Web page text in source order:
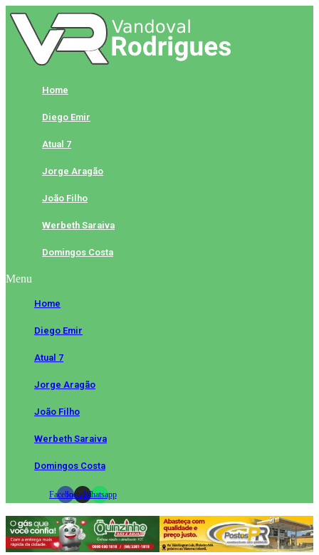
Skip
to
content
Home
Diego Emir
Atual 7
Jorge Aragão
João Filho
Werbeth Saraiva
Domingos Costa
Menu
Home
Diego Emir
Atual 7
Jorge Aragão
João Filho
Werbeth Saraiva
Domingos Costa
FacebookInstagramWhatsapp